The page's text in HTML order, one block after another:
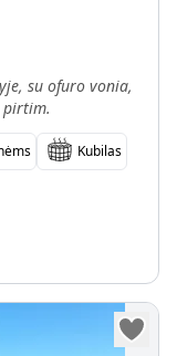
pirtim.
Kubilas